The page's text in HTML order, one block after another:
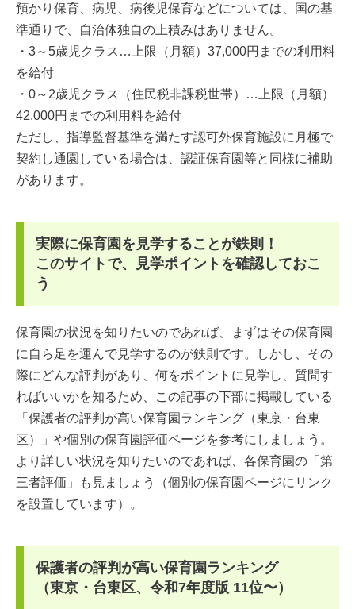
預かり保育、病児、病後児保育などについては、国の基
準通りで、自治体独自の上積みはありません。
・3～5歳児クラス…上限（月額）37,000円までの利用料
を給付
・0～2歳児クラス（住民税非課税世帯）…上限（月額）
42,000円までの利用料を給付
ただし、指導監督基準を満たす認可外保育施設に月極で
契約し通園している場合は、認証保育園等と同様に補助
があります。
実際に保育園を見学することが鉄則！
このサイトで、見学ポイントを確認しておこ
う
保育園の状況を知りたいのであれば、まずはその保育園
に自ら足を運んで見学するのが鉄則です。しかし、その
際にどんな評判があり、何をポイントに見学し、質問す
ればいいかを知るため、この記事の下部に掲載している
「保護者の評判が高い保育園ランキング（東京・台東
区）」や個別の保育園評価ページを参考にしましょう。
より詳しい状況を知りたいのであれば、各保育園の「第
三者評価」も見ましょう（個別の保育園ページにリンク
を設置しています）。
保護者の評判が高い保育園ランキング
（東京・台東区、令和7年度版 11位〜）